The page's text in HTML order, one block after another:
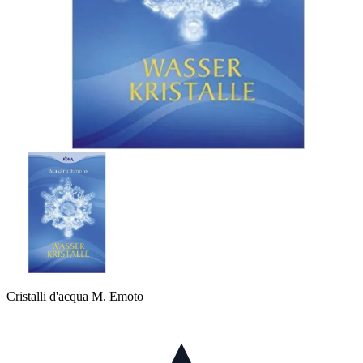
Cristalli d'acqua M. Emoto